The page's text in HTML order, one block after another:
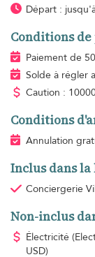
Départ :
Conditions
Paiement de
Solde à régler
Caution :
Conditions
Annulation
Inclus dans
Conciergerie
Non-inclus
Électricité
USD)